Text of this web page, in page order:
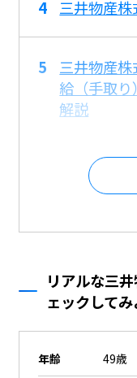
三井物産株
三井物産
給（手取
解説
リアルな三
ェックしてみ
年齢 49歳